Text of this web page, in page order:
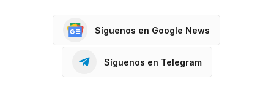
Síguenos en Google News
Síguenos en Telegram